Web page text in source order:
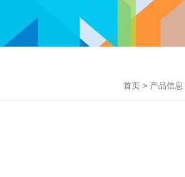
首页 > 产品信息